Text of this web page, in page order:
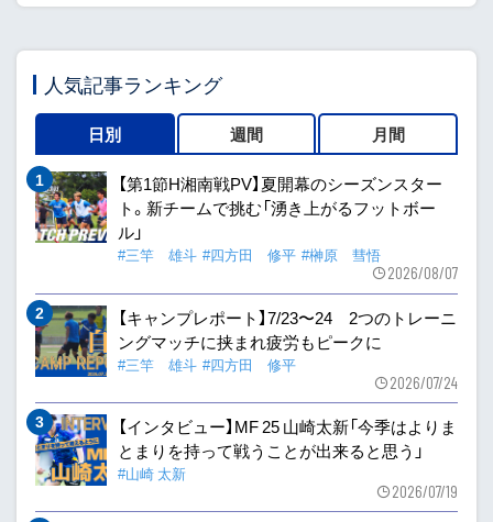
人気記事ランキング
日別 週間 月間
【第1節H湘南戦PV】夏開幕のシーズンスター
ト。新チームで挑む「湧き上がるフットボー
ル」
#三竿 雄斗 #四方田 修平 #榊原 彗悟
2026/08/07
【キャンプレポート】7/23〜24 2つのトレーニ
ングマッチに挟まれ疲労もピークに
#三竿 雄斗 #四方田 修平
2026/07/24
【インタビュー】MF 25 山崎太新「今季はよりま
とまりを持って戦うことが出来ると思う」
#山崎 太新
2026/07/19